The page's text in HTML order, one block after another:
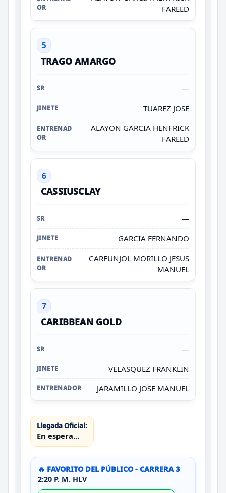
FAREED
5
TRAGO AMARGO
—
TUAREZ JOSE
ALAYON GARCIA HENFRICK
FAREED
6
CASSIUSCLAY
—
GARCIA FERNANDO
CARFUNJOL MORILLO JESUS
MANUEL
7
CARIBBEAN GOLD
—
VELASQUEZ FRANKLIN
JARAMILLO JOSE MANUEL
Llegada Oficial:
En espera…
🔥 FAVORITO DEL PÚBLICO - CARRERA 3
2:20 P. M. HLV